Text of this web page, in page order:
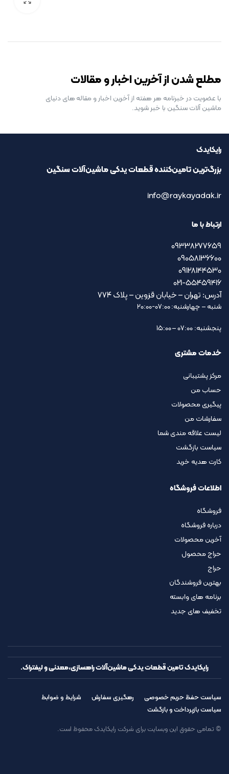
مطلع شدن از آخرین اخبار و مقالات
با عضویت در خبرنامه هر هفته از آخرین اخبار و مقاله های دنیای
ماشین آلات سنگین با خبر شوید.
رایکایدک
بزرگ‌ترین تامین‌کننده قطعات یدکی ماشین‌آلات سنگین
info@raykayadak.ir
ارتباط با ما
09338277659
09058136600
09128144530
021-55459416
آدرس: تهران – خیابان قزوین – پلاک ۷۷۴
شنبه – چهارشنبه: 07:00-20:00
پنجشنبه: 07:00 – 15:00
خدمات مشتری
مرکز پشتیبانی
حساب من
پیگیری محصولات
سفارشات من
لیست علاقه مندی شما
سیاست بازگشت
کارت هدیه خرید
اطلاعات فروشگاه
فروشگاه
درباره فروشگاه
آخرین محصولات
حراج محصول
حراج
بهترین فروشندگان
برنامه های وابسته
تخفیف های جدید
رایکایدک تامین قطعات یدکی ماشین‌آلات راهسازی،معدنی و لیفتراک.
سیاست حفظ حریم خصوصی رهگیری سفارش
شرایط و ضوابط
سیاست بازپرداخت و بازگشت
© تمامی حقوق این وبسایت برای شرکت رایکایدک محفوظ است.